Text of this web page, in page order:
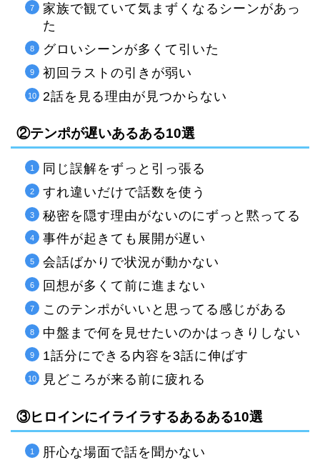
家族で観ていて気まずくなるシーンがあっ
た
グロいシーンが多くて引いた
初回ラストの引きが弱い
2話を見る理由が見つからない
②テンポが遅いあるある10選
同じ誤解をずっと引っ張る
すれ違いだけで話数を使う
秘密を隠す理由がないのにずっと黙ってる
事件が起きても展開が遅い
会話ばかりで状況が動かない
回想が多くて前に進まない
このテンポがいいと思ってる感じがある
中盤まで何を見せたいのかはっきりしない
1話分にできる内容を3話に伸ばす
見どころが来る前に疲れる
③ヒロインにイライラするあるある10選
肝心な場面で話を聞かない